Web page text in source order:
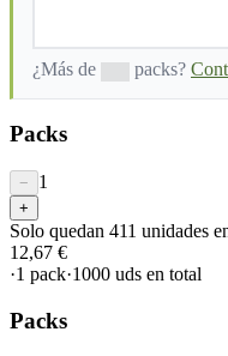
¿Más de packs?
Packs
− 1
+
Solo quedan 411 unidades
12,67 €
·1 pack·1000 uds en total
Packs